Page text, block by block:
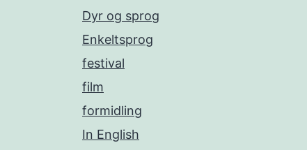
Dyr og sprog
Enkeltsprog
festival
film
formidling
In English